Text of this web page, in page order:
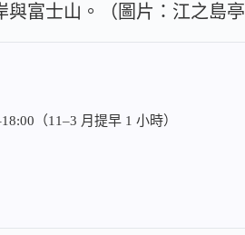
富士山。（圖片：江之島亭
（11–3 月提早 1 小時）